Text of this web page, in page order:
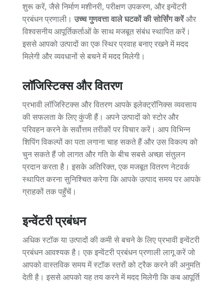
शुरू करें, जैसे निर्माण मशीनरी, परीक्षण उपकरण, और इन्वेंटरी
प्रबंधन प्रणाली।उच्च गुणवत्ता वाले घटकों की सोर्सिंग करेंऔर
विश्वसनीय आपूर्तिकर्ताओं के साथ मजबूत संबंध स्थापित करें।
इससे आपको उत्पादों का एक स्थिर प्रवाह बनाए रखने में मदद
मिलेगी और व्यवधानों से बचने में मदद मिलेगी।
लॉजिस्टिक्स और वितरण
प्रभावी लॉजिस्टिक्स और वितरण आपके इलेक्ट्रॉनिक्स व्यवसाय
की सफलता के लिए कुंजी हैं। अपने उत्पादों को स्टोर और
परिवहन करने के सर्वोत्तम तरीकों पर विचार करें। आप विभिन्न
शिपिंग विकल्पों का पता लगाना चाह सकते हैं और उस विकल्प को
चुन सकते हैं जो लागत और गति के बीच सबसे अच्छा संतुलन
प्रदान करता है। इसके अतिरिक्त, एक मजबूत वितरण नेटवर्क
स्थापित करना सुनिश्चित करेगा कि आपके उत्पाद समय पर आपके
ग्राहकों तक पहुँचें।
इन्वेंटरी प्रबंधन
अधिक स्टॉक या उत्पादों की कमी से बचने के लिए प्रभावी इन्वेंटरी
प्रबंधन आवश्यक है। एक इन्वेंटरी प्रबंधन प्रणाली लागू करें जो
आपको वास्तविक समय में स्टॉक स्तरों को ट्रैक करने की अनुमति
देती है। इससे आपको यह तय करने में मदद मिलेगी कि कब आपूर्ति